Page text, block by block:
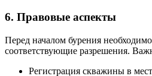
6. Правовые аспекты
Перед началом бурения
соответствующие разрешения.
Регистрация скважины в